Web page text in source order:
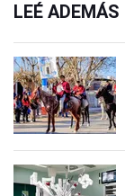
LEÉ ADEMÁS